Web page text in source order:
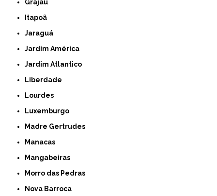
Grajaú
Itapoã
Jaraguá
Jardim América
Jardim Atlantico
Liberdade
Lourdes
Luxemburgo
Madre Gertrudes
Manacas
Mangabeiras
Morro das Pedras
Nova Barroca